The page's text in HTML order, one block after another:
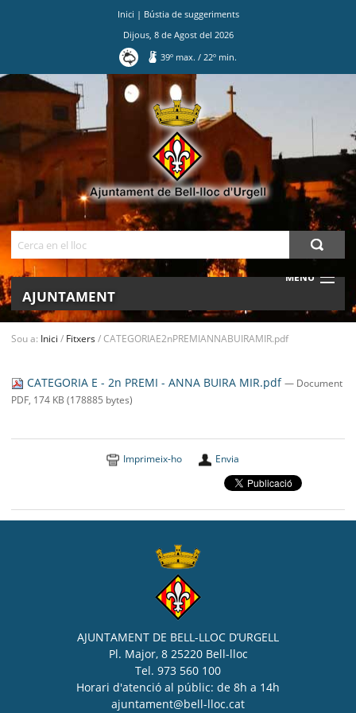
Inici | Bústia de suggeriments
Dijous, 8de Agostdel 2026
39º max./ 22º min.
MENU
AJUNTAMENT
BELL-LLOC SOLUCIONA
Sou a: Inici / Fitxers/CATEGORIAE2nPREMIANNABUIRAMIR.pdf
CATEGORIA E - 2n PREMI - ANNA BUIRA MIR.pdf— Document
PDF, 174 KB (178885 bytes)
Imprimeix-ho Envia
AJUNTAMENT DE BELL-LLOC D’URGELL
Pl. Major, 8 25220 Bell-lloc
Tel. 973 560 100
Horari d'atenció al públic: de 8h a 14h
ajuntament@bell-lloc.cat